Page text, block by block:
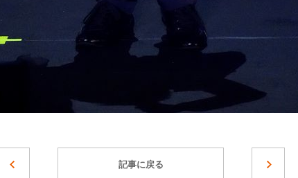
記事に戻る